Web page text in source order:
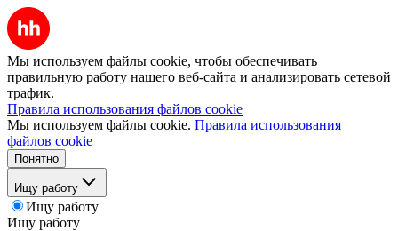
Мы используем файлы cookie, чтобы обеспечивать
правильную работу нашего веб-сайта и анализировать сетевой
трафик.
Правила использования файлов cookie
Мы используем файлы cookie. Правила использования
файлов cookie
Понятно
Ищу работу
Ищу работу
Ищу работу